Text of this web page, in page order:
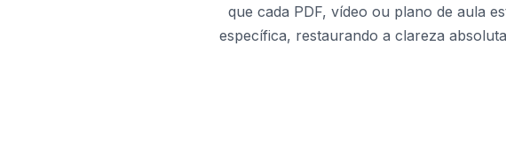
que cada PDF, vídeo ou plano de aula
específica, restaurando a clareza